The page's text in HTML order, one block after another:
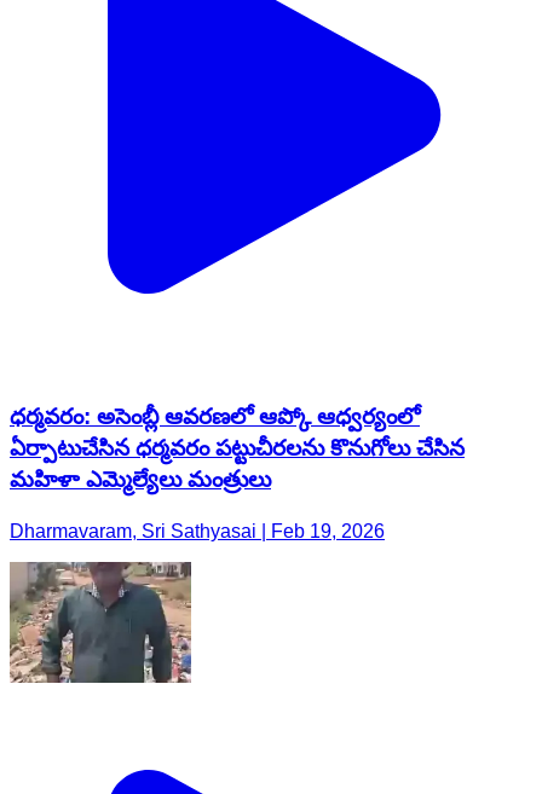
ధర్మవరం: అసెంబ్లీ ఆవరణలో ఆప్కో ఆధ్వర్యంలో
ఏర్పాటుచేసిన ధర్మవరం పట్టుచీరలను కొనుగోలు చేసిన
మహిళా ఎమ్మెల్యేలు మంత్రులు
Dharmavaram, Sri Sathyasai | Feb 19, 2026